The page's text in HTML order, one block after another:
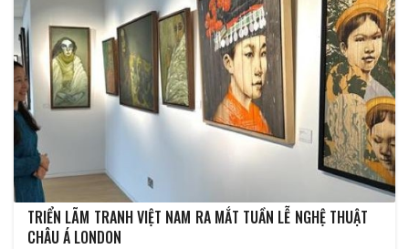
TRIỂN LÃM TRANH VIỆT NAM RA MẮT TUẦN LỄ NGHỆ THUẬT
CHÂU Á LONDON